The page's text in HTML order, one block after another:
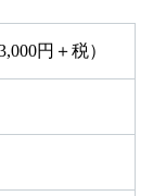
円＋税）